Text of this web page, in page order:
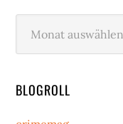
BLOGROLL